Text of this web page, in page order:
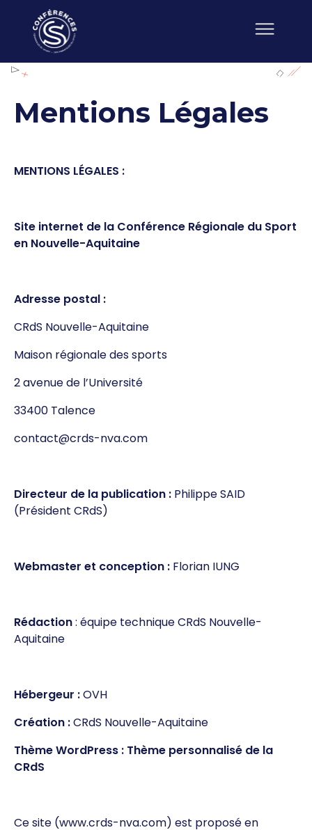
Mentions Légales
MENTIONS LÉGALES :
Site internet de la Conférence Régionale du Sport
en Nouvelle-Aquitaine
Adresse postal :
CRdS Nouvelle-Aquitaine
Maison régionale des sports
2 avenue de l’Université
33400 Talence
contact@crds-nva.com
Directeur de la publication : Philippe SAID
(Président CRdS)
Webmaster et conception : Florian IUNG
Rédaction: équipe technique CRdS Nouvelle-
Aquitaine
Hébergeur :OVH
Création :CRdS Nouvelle-Aquitaine
Thème WordPress : Thème personnalisé de la
CRdS
Ce site (www.crds-nva.com) est proposé en